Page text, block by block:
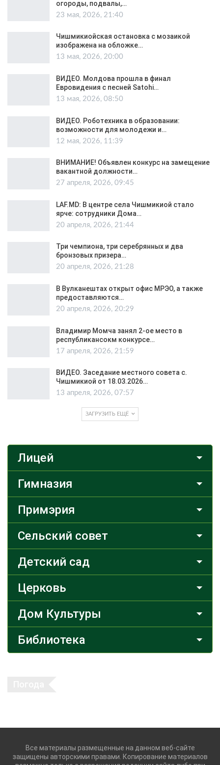
огороды, подвалы,…
23 мая, 2026, 21:40
Чишмикиойская остановка с мозаикой
изображена на обложке…
13 мая, 2026, 20:00
ВИДЕО. Молдова прошла в финал
Евровидения с песней Satohi…
13 мая, 2026, 08:50
ВИДЕО. Роботехника в образовании:
возможности для молодежи и…
12 мая, 2026, 11:39
ВНИМАНИЕ! Объявлен конкурс на замещение
вакантной должности…
27 апреля, 2026, 09:45
LAF.MD: В центре села Чишмикиой стало
ярче: сотрудники Дома…
20 апреля, 2026, 21:44
Три чемпиона, три серебрянных и два
бронзовых призера…
20 апреля, 2026, 21:28
В Вулканештах открыт офис МРЭО, а также
предоставляются…
20 апреля, 2026, 20:29
Владимир Момча занял 2-ое место в
республикансокм конкурсе…
17 апреля, 2026, 21:59
ВИДЕО. Заседание местного совета с.
Чишмикиой от 18.03.2026…
13 апреля, 2026, 07:57
ЗАГРУЗИТЬ ЕЩЁ
Лицей
Гимназия
Примэрия
Сельский совет
Детский сад
Церковь
Дом Культуры
Библиотека
Все материалы размещенные на данном веб-сайте
защищены авторскими правами. Копирование материалов